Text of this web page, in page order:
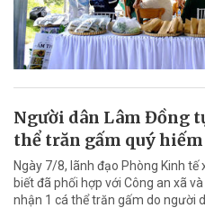
Người dân Lâm Đồng
thể trăn gấm quý hiếm
Ngày 7/8, lãnh đạo Phòng Kinh
biết đã phối hợp với Công an xã
nhận 1 cá thể trăn gấm do người